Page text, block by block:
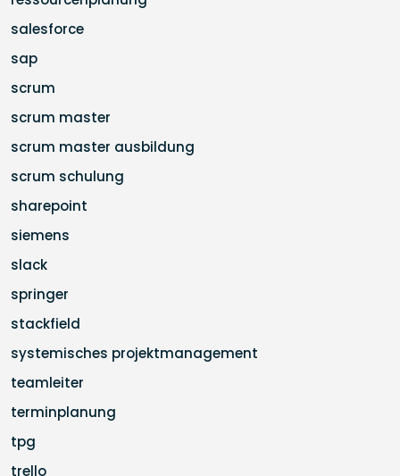
salesforce
sap
scrum
scrum master
scrum master ausbildung
scrum schulung
sharepoint
siemens
slack
springer
stackfield
systemisches projektmanagement
teamleiter
terminplanung
tpg
trello